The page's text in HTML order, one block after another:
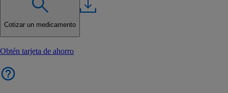
Cotizar un medicamento
Obtén tarjeta de ahorro